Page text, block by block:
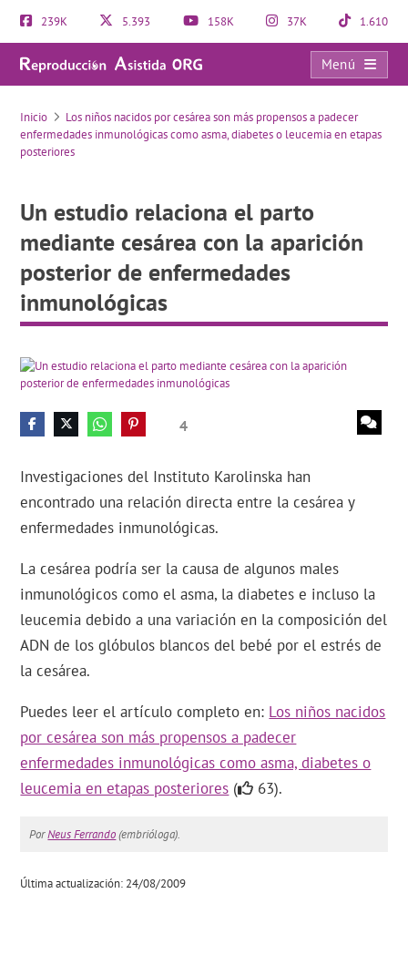
239K 5.393 158K 37K 1.610
Menú
Un estudio relaciona el parto mediante cesárea con la aparición posterior de enfermedades inmunológicas
Inicio
Los niños nacidos por cesárea son más propensos a padecer
enfermedades inmunológicas como asma, diabetes o leucemia en etapas
posteriores
Un estudio relaciona el parto
mediante cesárea con la aparición
posterior de enfermedades
inmunológicas
4
Investigaciones del Instituto Karolinska han
encontrado una relación directa entre la cesárea y
enfermedades inmunológicas.
La cesárea podría ser la causa de algunos males
inmunológicos como el asma, la diabetes e incluso la
leucemia debido a una variación en la composición del
ADN de los glóbulos blancos del bebé por el estrés de
la cesárea.
Puedes leer el artículo completo en: Los niños nacidos
por cesárea son más propensos a padecer
enfermedades inmunológicas como asma, diabetes o
leucemia en etapas posteriores ( 63).
PorNeus Ferrando(embrióloga).
Última actualización: 24/08/2009